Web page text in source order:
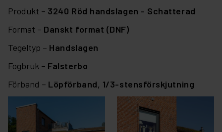
Produkt – 3240 Röd handslagen - Schatterad
Format – Danskt format (DNF)
Tegeltyp – Handslagen
Fogbruk – Falsterbo
Förband – Löpförband, 1/3-stensförskjutning